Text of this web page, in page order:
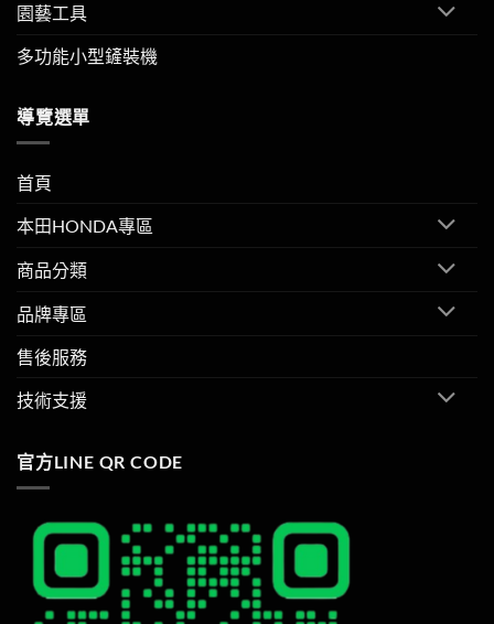
園藝工具
多功能小型鏟裝機
導覽選單
首頁
本田HONDA專區
商品分類
品牌專區
售後服務
技術支援
官方LINE QR CODE